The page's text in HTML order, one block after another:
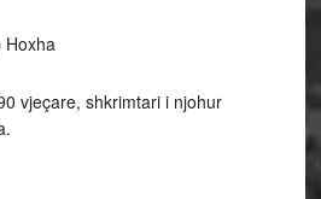
Hoxha
vjeçare, shkrimtari i njohur